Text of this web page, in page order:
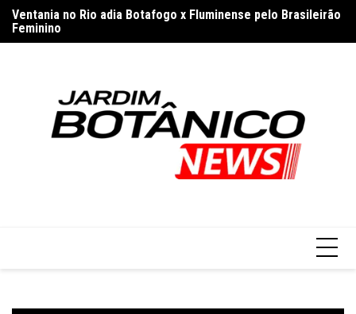
para
o
Ventania no Rio adia Botafogo x Fluminense pelo Brasileirão
Feminino
Senado dos EUA aprova Daniel Perez para embaixada no